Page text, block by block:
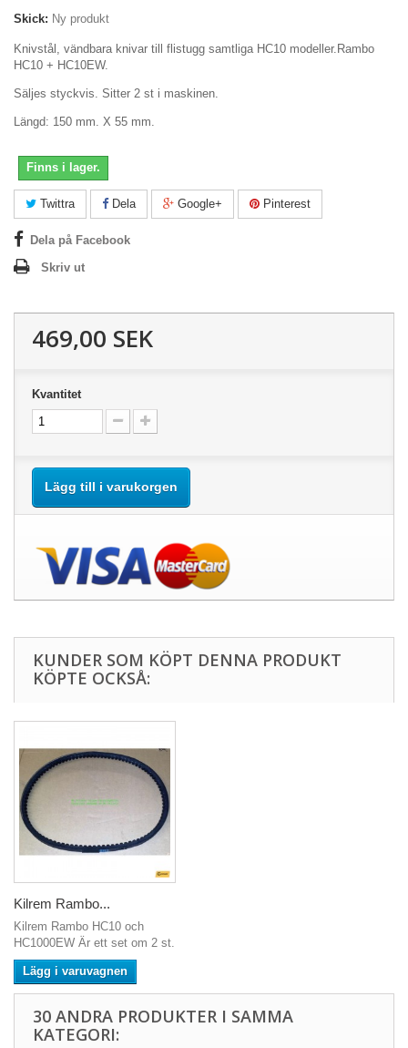
Skick: Ny produkt
Knivstål, vändbara knivar till flistugg samtliga HC10 modeller.Rambo
HC10 + HC10EW.
Säljes styckvis. Sitter 2 st i maskinen.
Längd: 150 mm. X 55 mm.
Finns i lager.
Twittra Dela Google+ Pinterest
Dela på Facebook
Skriv ut
469,00 SEK
Kvantitet
Lägg till i varukorgen
KUNDER SOM KÖPT DENNA PRODUKT
KÖPTE OCKSÅ:
Kilrem Rambo...
Kilrem Rambo HC10 och
HC1000EW Är ett set om 2 st.
Lägg i varuvagnen
30 ANDRA PRODUKTER I SAMMA
KATEGORI: